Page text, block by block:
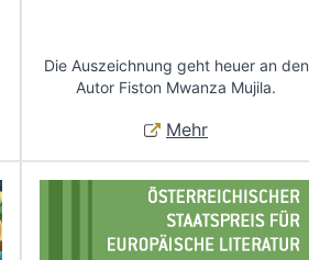
Die Auszeichnung geht heuer an den
Autor Fiston Mwanza Mujila.
Mehr